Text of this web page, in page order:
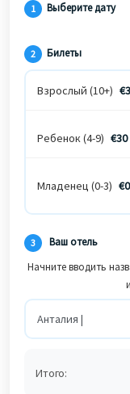
1 Выберите дату
2 Билеты
Взрослый (10+) €
Ребенок (4-9) €30
Младенец (0-3) €0
3
Ваш отель
Начните вводить
Итого: